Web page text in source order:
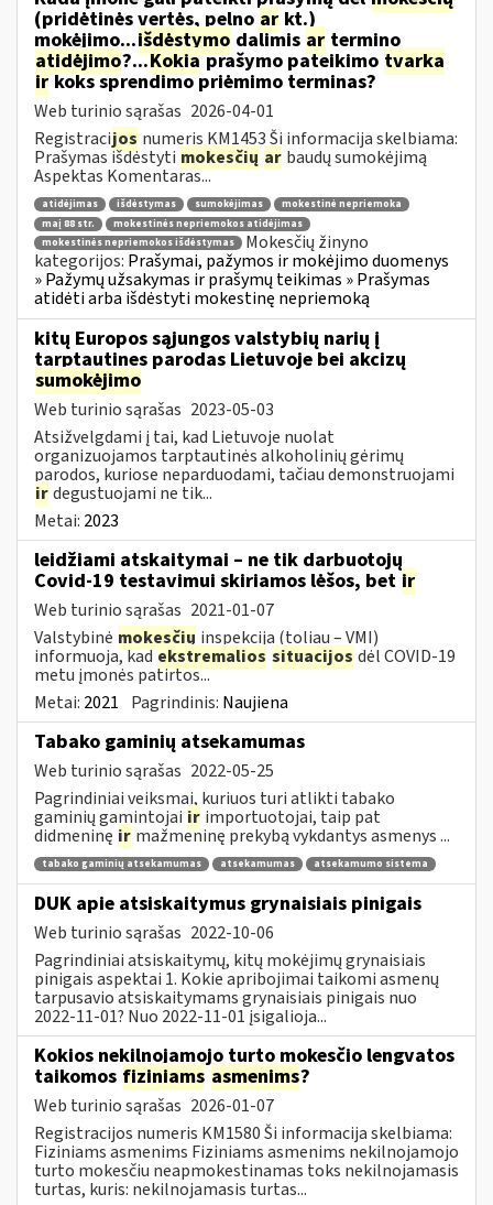
(pridėtinės vertės, pelno ar kt.)
mokėjimo...išdėstymo dalimis ar termino
atidėjimo?...Kokiaprašymo pateikimo tvarka
irkoks sprendimo priėmimo terminas?
Web turinio sąrašas 2026-04-01
Registracijos numeris KM1453 Ši informacija skelbiama:
Prašymas išdėstyti mokesčių ar baudų sumokėjimą
Aspektas Komentaras...
atidėjimas išdėstymas sumokėjimas
mokestinė nepriemoka
maį 88 str.
mokestinės nepriemokos atidėjimas
mokestinės nepriemokos išdėstymas
Mokesčių žinyno
kategorijos: Prašymai, pažymos ir mokėjimo duomenys
» Pažymų užsakymas ir prašymų teikimas » Prašymas
atidėti arba išdėstyti mokestinę nepriemoką
kitų Europos sąjungos valstybių narių į
tarptautines parodas Lietuvoje bei akcizų
sumokėjimo
Web turinio sąrašas 2023-05-03
Atsižvelgdami į tai, kad Lietuvoje nuolat
organizuojamos tarptautinės alkoholinių gėrimų
parodos, kuriose neparduodami, tačiau demonstruojami
irdegustuojami ne tik...
Metai: 2023
leidžiami atskaitymai – ne tik darbuotojų
Covid-19 testavimui skiriamos lėšos, bet ir
Web turinio sąrašas 2021-01-07
Valstybinė mokesčių inspekcija (toliau – VMI)
informuoja, kadekstremalios situacijos dėl COVID-19
metu įmonės patirtos...
Metai: 2021 Pagrindinis: Naujiena
Tabako gaminių atsekamumas
Web turinio sąrašas 2022-05-25
Pagrindiniai veiksmai, kuriuos turi atlikti tabako
gaminių gamintojai ir importuotojai, taip pat
didmeninę ir mažmeninę prekybą vykdantys asmenys ...
tabako gaminių atsekamumas atsekamumas atsekamumo sistema
DUK apie atsiskaitymus grynaisiais pinigais
Web turinio sąrašas 2022-10-06
Pagrindiniai atsiskaitymų, kitų mokėjimų grynaisiais
pinigais aspektai 1. Kokie apribojimai taikomi asmenų
tarpusavio atsiskaitymams grynaisiais pinigais nuo
2022-11-01? Nuo 2022-11-01 įsigalioja...
Kokios nekilnojamojo turto mokesčio lengvatos
taikomos fiziniams asmenims?
Web turinio sąrašas 2026-01-07
Registracijos numeris KM1580 Ši informacija skelbiama:
Fiziniams asmenims Fiziniams asmenims nekilnojamojo
turto mokesčiu neapmokestinamas toks nekilnojamasis
turtas, kuris: nekilnojamasis turtas...